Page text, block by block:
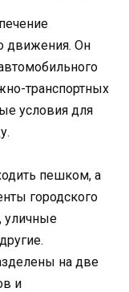
движения. Он
транспортных
условия для
пешком, а
городского
уличные
на две
и